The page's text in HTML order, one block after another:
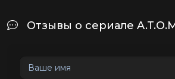
Отзывы о сериале